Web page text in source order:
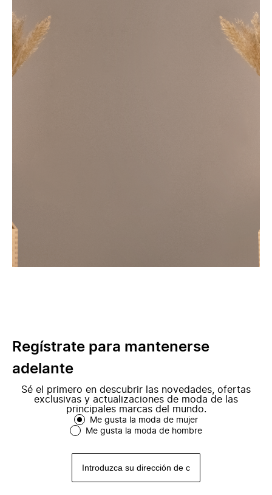
Regístrate para mantenerse
adelante
Sé el primero en descubrir las novedades, ofertas
exclusivas y actualizaciones de moda de las
principales marcas del mundo.
Me gusta la moda de mujer
Me gusta la moda de hombre